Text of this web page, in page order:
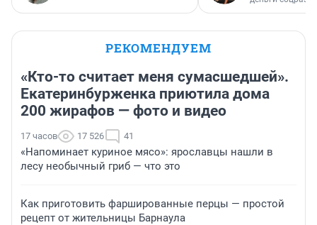
РЕКОМЕНДУЕМ
«Кто-то считает меня сумасшедшей».
Екатеринбурженка приютила дома
200 жирафов — фото и видео
17 часов 17 526 41
«Напоминает куриное мясо»: ярославцы нашли в
лесу необычный гриб — что это
Как приготовить фаршированные перцы — простой
рецепт от жительницы Барнаула